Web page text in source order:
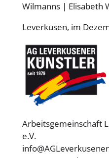
Wilmanns | Elisabeth
Leverkusen, im
Arbeitsgemeinschaft
e.V.